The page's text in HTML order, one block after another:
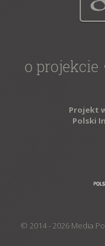
o projekcie
Projekt
© 2014 - 2026 Media